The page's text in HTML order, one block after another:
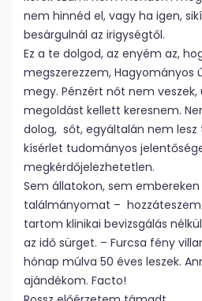
nem hinnéd el, vagy ha igen,
besárgulnál az irigységtől.
Ez a te dolgod, az enyém az,
megszerezzem, Hagyományos
megy. Pénzért nőt nem
megoldást kellett keresnem.
dolog, sőt, egyáltalán nem lesz
kísérlet tudományos
megkérdőjelezhetetlen.
Sem állatokon, sem
találmányomat – hozzáteszem
tartom klinikai bevizsgálás
az idő sürget. – Furcsa fény
hónap múlva 50 éves leszek.
ajándékom. Facto!